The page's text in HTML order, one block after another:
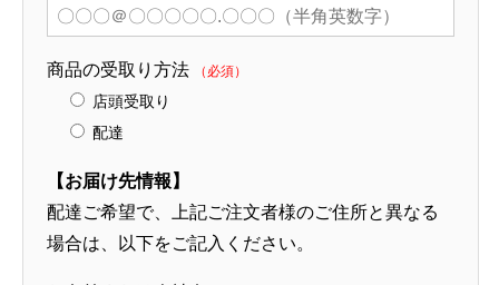
商品の受取り方法 （必須）
店頭受取り
配達
【お届け先情報】
配達ご希望で、上記ご注文者様のご住所と異なる
場合は、以下をご記入ください。